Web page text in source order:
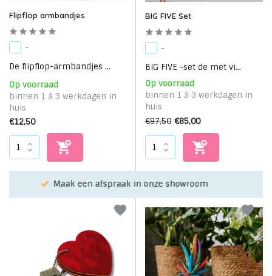
Flipflop armbandjes
-
De flipflop-armbandjes ...
Op voorraad
binnen 1 à 3 werkdagen in
huis
€12,50
BIG FIVE Set
-
BIG FIVE -set de met vi...
Op voorraad
binnen 1 à 3 werkdagen in
huis
€97,50 €85,00
Kies je favoriet met de keuze-service!